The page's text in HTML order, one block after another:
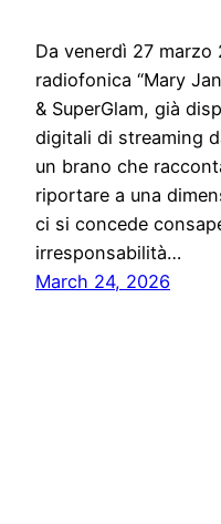
Da venerdì 27
radiofonica “Mary
& SuperGlam, già
digitali di streaming
un brano che
riportare a una
ci si concede
irresponsabilità…
March 24, 2026